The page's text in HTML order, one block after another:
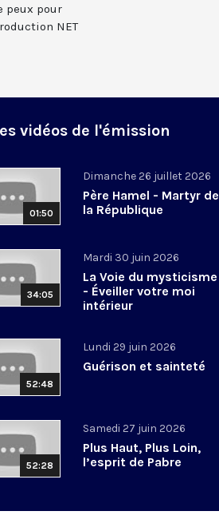
peux pour
NET
vidéos de l'émission
01:50
Dimanche 26 juillet 2026
Père Hamel - Martyr de
la République
34:05
Mardi 30 juin 2026
La Voie du mysticisme
- Éveiller votre moi
intérieur
52:48
Lundi 29 juin 2026
Guérison et sainteté
52:28
Samedi 27 juin 2026
Plus Haut, Plus Loin,
l’esprit de Pabre